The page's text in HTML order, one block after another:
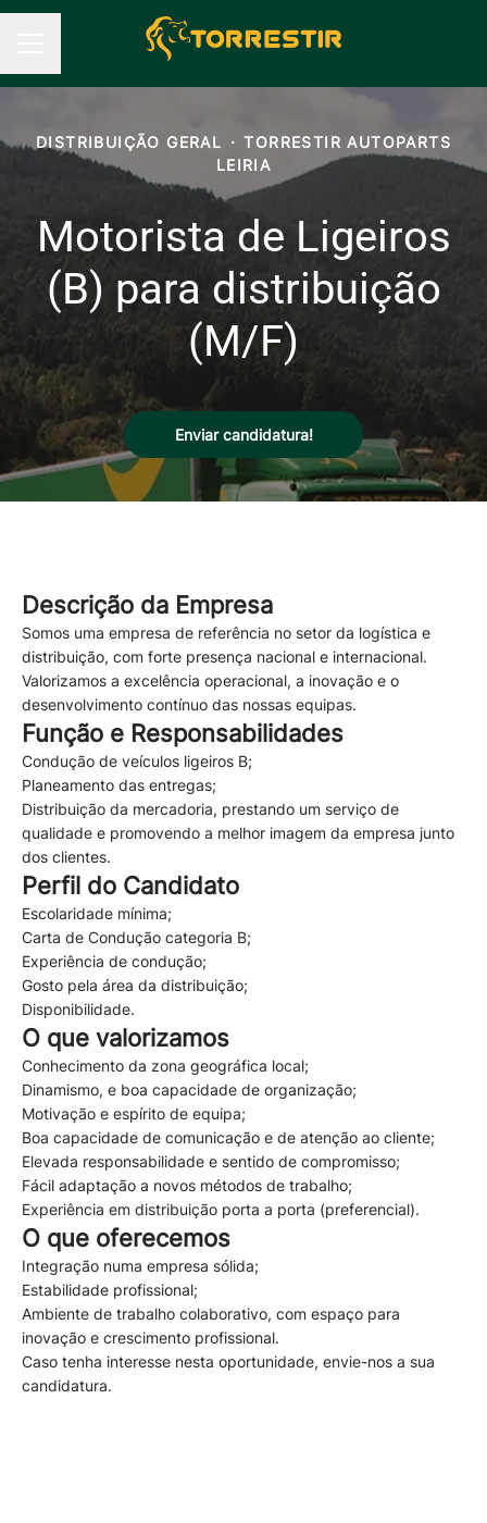
Menu de carreiras
DISTRIBUIÇÃO GERAL · TORRESTIR AUTOPARTS
LEIRIA
Motorista de Ligeiros
(B) para distribuição
(M/F)
Enviar candidatura!
Descrição da Empresa
Somos uma empresa de referência no setor da logística e
distribuição, com forte presença nacional e internacional.
Valorizamos a excelência operacional, a inovação e o
desenvolvimento contínuo das nossas equipas.
Função e Responsabilidades
Condução de veículos ligeiros B;
Planeamento das entregas;
Distribuição da mercadoria, prestando um serviço de
qualidade e promovendo a melhor imagem da empresa junto
dos clientes.
Perfil do Candidato
Escolaridade mínima;
Carta de Condução categoria B;
Experiência de condução;
Gosto pela área da distribuição;
Disponibilidade.
O que valorizamos
Conhecimento da zona geográfica local;
Dinamismo, e boa capacidade de organização;
Motivação e espírito de equipa;
Boa capacidade de comunicação e de atenção ao cliente;
Elevada responsabilidade e sentido de compromisso;
Fácil adaptação a novos métodos de trabalho;
Experiência em distribuição porta a porta (preferencial).
O que oferecemos
Integração numa empresa sólida;
Estabilidade profissional;
Ambiente de trabalho colaborativo, com espaço para
inovação e crescimento profissional.
Caso tenha interesse nesta oportunidade, envie-nos a sua
candidatura.